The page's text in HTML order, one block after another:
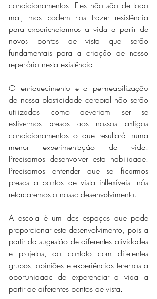
condicionamentos. Eles não são de todo
mal, mas podem nos trazer resistência
para experienciarmos a vida a partir de
novos pontos de vista que serão
fundamentais para a criação de nosso
repertório nesta existência.
O enriquecimento e a permeabilização
de nossa plasticidade cerebral não serão
utilizados como deveriam ser se
estivermos presos aos nossos antigos
condicionamentos o que resultará numa
menor experimentação da vida.
Precisamos desenvolver esta habilidade.
Precisamos entender que se ficarmos
presos a pontos de vista inflexíveis, nós
retardaremos o nosso desenvolvimento.
A escola é um dos espaços que pode
proporcionar este desenvolvimento, pois a
partir da sugestão de diferentes atividades
e projetos, do contato com diferentes
grupos, opiniões e experiências teremos a
oportunidade de experenciar a vida a
partir de diferentes pontos de vista.